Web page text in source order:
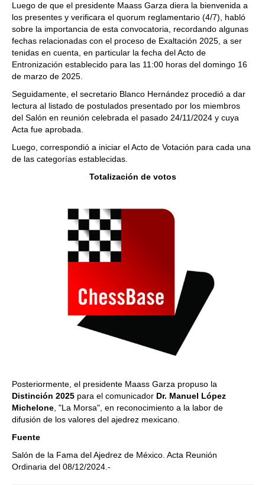
Luego de que el presidente Maass Garza diera la bienvenida a
los presentes y verificara el quorum reglamentario (4/7), habló
sobre la importancia de esta convocatoria, recordando algunas
fechas relacionadas con el proceso de Exaltación 2025, a ser
tenidas en cuenta, en particular la fecha del Acto de
Entronización establecido para las 11:00 horas del domingo 16
de marzo de 2025.
Seguidamente, el secretario Blanco Hernández procedió a dar
lectura al listado de postulados presentado por los miembros
del Salón en reunión celebrada el pasado 24/11/2024 y cuya
Acta fue aprobada.
Luego, correspondió a iniciar el Acto de Votación para cada una
de las categorías establecidas.
Totalización de votos
Posteriormente, el presidente Maass Garza propuso la
Distinción 2025 para el comunicador Dr. Manuel López
Michelone , "La Morsa", en reconocimiento a la labor de
difusión de los valores del ajedrez mexicano.
Fuente
Salón de la Fama del Ajedrez de México. Acta Reunión
Ordinaria del 08/12/2024.-